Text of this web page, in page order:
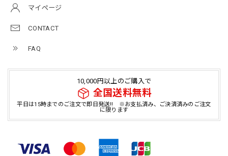
マイページ
CONTACT
FAQ
10,000円以上のご購入で
全国送料無料
平日は15時までのご注文で即日発送!! ※お支払済み、ご決済済みのご注文
に限ります